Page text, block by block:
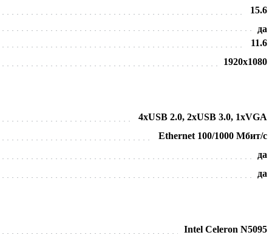
15.6
да
11.6
1920х1080
4хUSB 2.0, 2хUSB 3.0, 1хVGA
Ethernet 100/1000 Мбит/с
да
да
Intel Celeron N5095